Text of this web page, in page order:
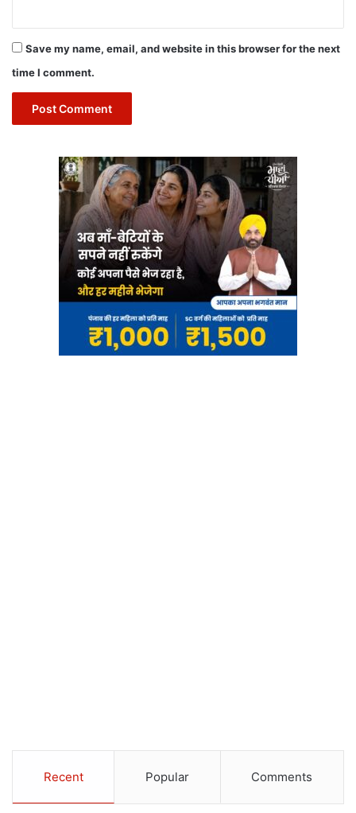
Save my name, email, and website in this browser for the next
time I comment.
Recent Popular Comments